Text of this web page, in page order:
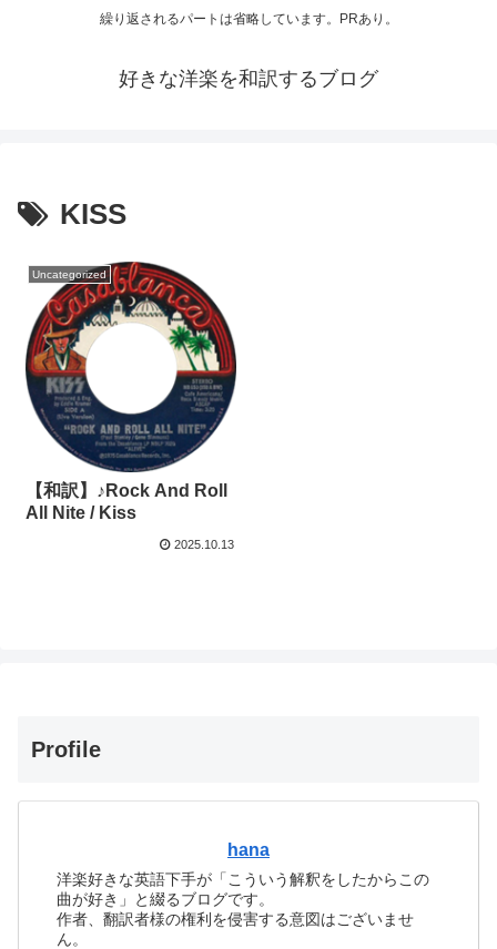
繰り返されるパートは省略しています。PRあり。
好きな洋楽を和訳するブログ
KISS
Uncategorized
【和訳】♪Rock And Roll
All Nite / Kiss
2025.10.13
Profile
hana
洋楽好きな英語下手が「こういう解釈をしたからこの
曲が好き」と綴るブログです。
作者、翻訳者様の権利を侵害する意図はございませ
ん。